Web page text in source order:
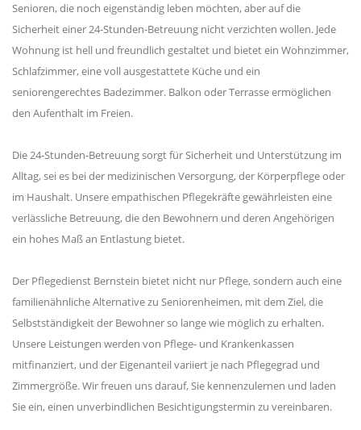
Senioren, die noch eigenständig leben möchten, aber auf die
Sicherheit einer 24-Stunden-Betreuung nicht verzichten wollen. Jede
Wohnung ist hell und freundlich gestaltet und bietet ein Wohnzimmer,
Schlafzimmer, eine voll ausgestattete Küche und ein
seniorengerechtes Badezimmer. Balkon oder Terrasse ermöglichen
den Aufenthalt im Freien.
Die 24-Stunden-Betreuung sorgt für Sicherheit und Unterstützung im
Alltag, sei es bei der medizinischen Versorgung, der Körperpflege oder
im Haushalt. Unsere empathischen Pflegekräfte gewährleisten eine
verlässliche Betreuung, die den Bewohnern und deren Angehörigen
ein hohes Maß an Entlastung bietet.
Der Pflegedienst Bernstein bietet nicht nur Pflege, sondern auch eine
familienähnliche Alternative zu Seniorenheimen, mit dem Ziel, die
Selbstständigkeit der Bewohner so lange wie möglich zu erhalten.
Unsere Leistungen werden von Pflege- und Krankenkassen
mitfinanziert, und der Eigenanteil variiert je nach Pflegegrad und
Zimmergröße. Wir freuen uns darauf, Sie kennenzulernen und laden
Sie ein, einen unverbindlichen Besichtigungstermin zu vereinbaren.